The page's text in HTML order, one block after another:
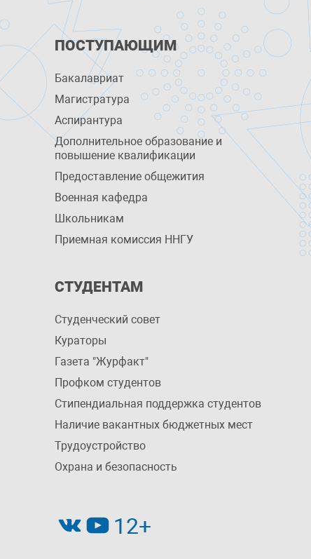
ПОСТУПАЮЩИМ
Бакалавриат
Магистратура
Аспирантура
Дополнительное образование и
повышение квалификации
Предоставление общежития
Военная кафедра
Школьникам
Приемная комиссия ННГУ
СТУДЕНТАМ
Студенческий совет
Кураторы
Газета "Журфакт"
Профком студентов
Стипендиальная поддержка студентов
Наличие вакантных бюджетных мест
Трудоустройство
Охрана и безопасность
12+